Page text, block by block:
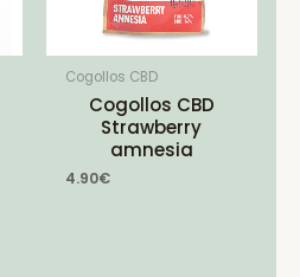
Cogollos CBD
Cogollos CBD
Strawberry
amnesia
4.90€